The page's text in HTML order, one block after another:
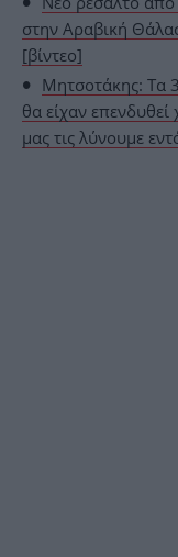
στην Αραβική
[βίντεο]
Μητσοτάκης: Τα
θα είχαν επενδυθεί
μας τις λύνουμε